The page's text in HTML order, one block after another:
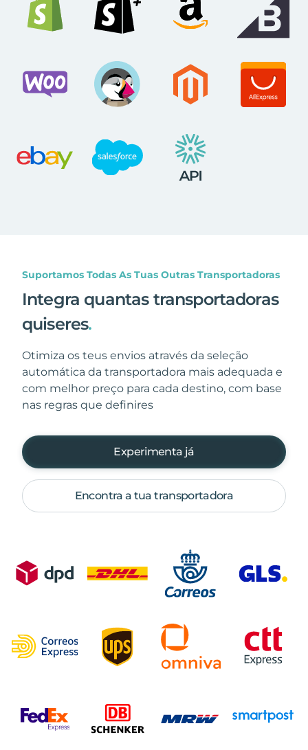
Suportamos Todas As Tuas Outras Transportadoras
Integra quantas transportadoras
quiseres.
Otimiza os teus envios através da seleção
automática da transportadora mais adequada e
com melhor preço para cada destino, com base
nas regras que definires
Experimenta já
Encontra a tua transportadora